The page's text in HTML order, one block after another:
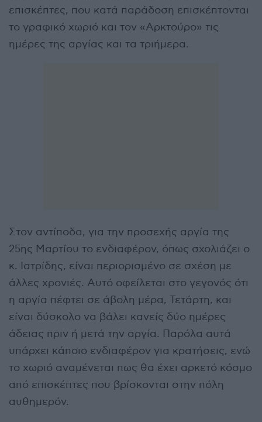
επισκέπτες, που κατά παράδοση επισκέπτονται
το γραφικό χωριό και τον «Αρκτούρο» τις
ημέρες της αργίας και τα τριήμερα.
Στον αντίποδα, για την προσεχής αργία της
25ης Μαρτίου το ενδιαφέρον, όπως σχολιάζει ο
κ. Ιατρίδης, είναι περιορισμένο σε σχέση με
άλλες χρονιές. Αυτό οφείλεται στο γεγονός ότι
η αργία πέφτει σε άβολη μέρα, Τετάρτη, και
είναι δύσκολο να βάλει κανείς δύο ημέρες
άδειας πριν ή μετά την αργία. Παρόλα αυτά
υπάρχει κάποιο ενδιαφέρον για κρατήσεις, ενώ
το χωριό αναμένεται πως θα έχει αρκετό κόσμο
από επισκέπτες που βρίσκονται στην πόλη
αυθημερόν.